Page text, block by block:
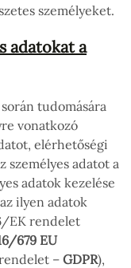
személyeket.
adatokat a
tudomására
vonatkozó
elérhetőségi
személyes adatot a
adatok kezelése
ilyen adatok
EK rendelet
679 EU
–GDPR),